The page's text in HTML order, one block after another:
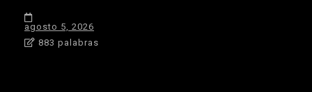
agosto 5, 2026
883 palabras